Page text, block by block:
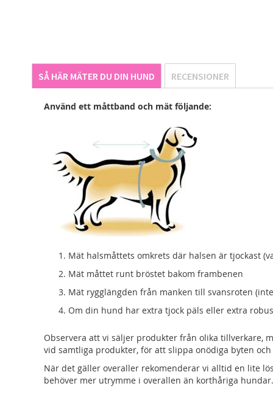
SÅ HÄR MÄTER DU DIN HUND
Använd ett måttband och mät följande:
Mät halsmåttets omkrets där halsen är tjockast
Mät måttet runt bröstet bakom frambenen
Mät rygglängden från manken till svansroten
Om din hund har extra tjock päls eller extra
Observera att vi säljer produkter från olika tillverkare,
vid samtliga produkter, för att slippa onödiga byten
När det gäller overaller rekomenderar vi alltid en lite
behöver mer utrymme i overallen än korthåriga hundar.
RECENSIONER